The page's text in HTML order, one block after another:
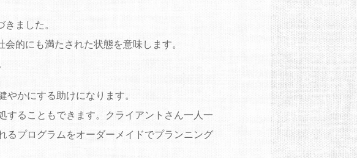
ました。
的にも満たされた状態を意味します。
かにする助けになります。
することもできます。クライアントさん一人一
るプログラムをオーダーメイドでプランニング